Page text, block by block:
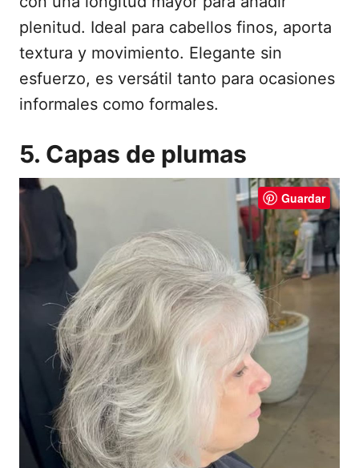
plenitud. Ideal para cabellos finos, aporta
textura y movimiento. Elegante sin
esfuerzo, es versátil tanto para ocasiones
informales como formales.
5. Capas de plumas
Guardar